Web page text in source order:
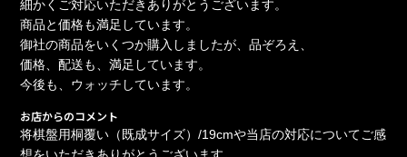
細かくご対応いただきありがとうございます。
商品と価格も満足しています。
御社の商品をいくつか購入しましたが、品ぞろえ、
価格、配送も、満足しています。
今後も、ウォッチしています。
お店からのコメント
将棋盤用桐覆い（既成サイズ）/19cmや当店の対応についてご感